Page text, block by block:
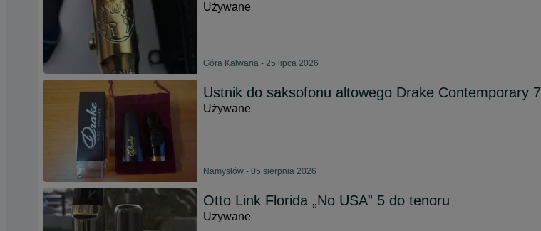
Używane
Góra Kalwaria - 25 lipca 2026
Ustnik do saksofonu altowego Drake Contemporary 7
Używane
Namysłów - 05 sierpnia 2026
Otto Link Florida „No USA” 5 do tenoru
Używane